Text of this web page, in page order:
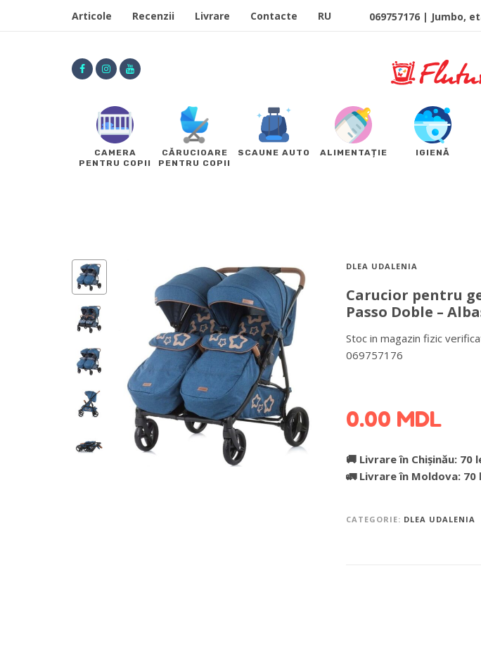
Articole Recenzii Livrare Contacte RU 069757176 | Jumbo,
CAMERA
PENTRU COPII
CĂRUCIOARE
PENTRU COPII
SCAUNE AUTO ALIMENTAȚIE IGIENĂ
DLEA UDALENIA
Carucior pentru
Passo Doble –
Stoc in magazin fizic
069757176
0.00 MDL
🚚 Livrare în Chișinău: 70
🚛 Livrare în Moldova: 70
CATEGORIE: DLEA UDALENIA